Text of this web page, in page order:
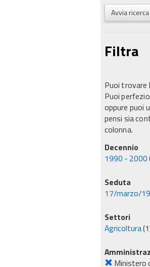
Avvia ricerca
Filtra
Puoi trovare
Puoi
oppure puoi
pensi sia
colonna.
Decennio
1990 - 2000
Seduta
17/marzo/
Settori
Agricoltura
Ministero